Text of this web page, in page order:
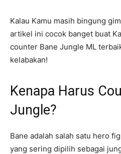
Kalau Kamu masih bingung
artikel ini cocok banget buat
counter Bane Jungle ML
kelabakan!
Kenapa Harus
Jungle?
Bane adalah salah satu hero
yang sering dipilih sebagai